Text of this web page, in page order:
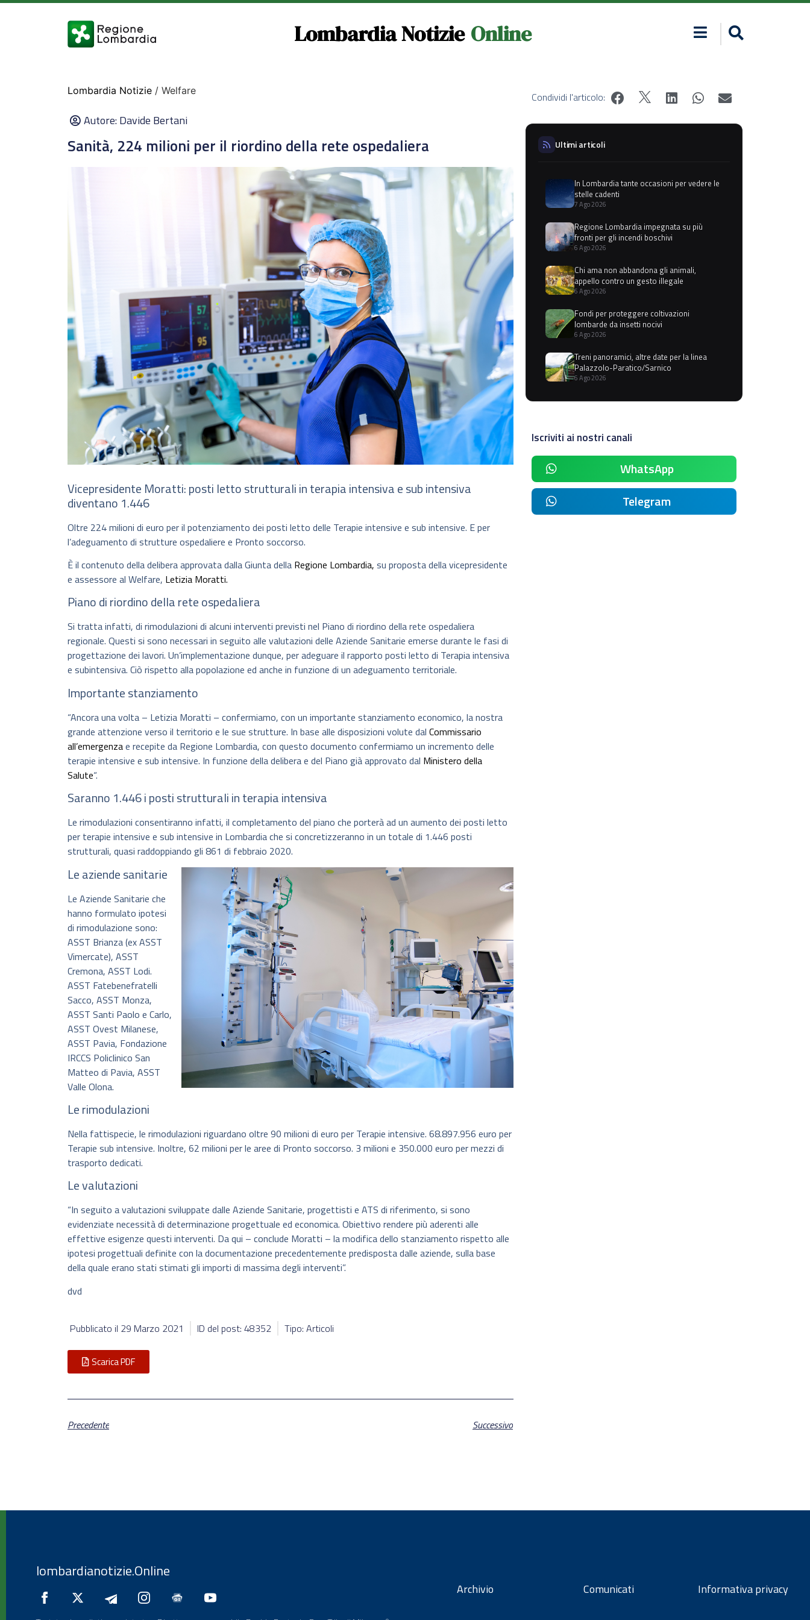
Lombardia Notizie Online
Lombardia Notizie / Welfare
Autore:Davide Bertani
Sanità, 224 milioni per il riordino della rete ospedaliera
Vicepresidente Moratti: posti letto strutturali in terapia intensiva e sub intensiva
diventano 1.446
Oltre 224 milioni di euro per il potenziamento dei posti letto delle Terapie intensive e sub intensive. E per
l’adeguamento di strutture ospedaliere e Pronto soccorso.
È il contenuto della delibera approvata dalla Giunta della Regione Lombardia, su proposta della vicepresidente
e assessore al Welfare, Letizia Moratti.
Piano di riordino della rete ospedaliera
Si tratta infatti, di rimodulazioni di alcuni interventi previsti nel Piano di riordino della rete ospedaliera
regionale. Questi si sono necessari in seguito alle valutazioni delle Aziende Sanitarie emerse durante le fasi di
progettazione dei lavori. Un’implementazione dunque, per adeguare il rapporto posti letto di Terapia intensiva
e subintensiva. Ciò rispetto alla popolazione ed anche in funzione di un adeguamento territoriale.
Importante stanziamento
“Ancora una volta – Letizia Moratti – confermiamo, con un importante stanziamento economico, la nostra
grande attenzione verso il territorio e le sue strutture. In base alle disposizioni volute dal Commissario
all’emergenzae recepite da Regione Lombardia, con questo documento confermiamo un incremento delle
terapie intensive e sub intensive. In funzione della delibera e del Piano già approvato dal Ministero della
Salute“.
Saranno 1.446 i posti strutturali in terapia intensiva
Le rimodulazioni consentiranno infatti, il completamento del piano che porterà ad un aumento dei posti letto
per terapie intensive e sub intensive in Lombardia che si concretizzeranno in un totale di 1.446 posti
strutturali, quasi raddoppiando gli 861 di febbraio 2020.
Le aziende sanitarie
Le Aziende Sanitarie che
hanno formulato ipotesi
di rimodulazione sono:
ASST Brianza (ex ASST
Vimercate), ASST
Cremona, ASST Lodi.
ASST Fatebenefratelli
Sacco, ASST Monza,
ASST Santi Paolo e Carlo,
ASST Ovest Milanese,
ASST Pavia, Fondazione
IRCCS Policlinico San
Matteo di Pavia, ASST
Valle Olona.
Le rimodulazioni
Nella fattispecie, le rimodulazioni riguardano oltre 90 milioni di euro per Terapie intensive. 68.897.956 euro per
Terapie sub intensive. Inoltre, 62 milioni per le aree di Pronto soccorso. 3 milioni e 350.000 euro per mezzi di
trasporto dedicati.
Le valutazioni
“In seguito a valutazioni sviluppate dalle Aziende Sanitarie, progettisti e ATS di riferimento, si sono
evidenziate necessità di determinazione progettuale ed economica. Obiettivo rendere più aderenti alle
effettive esigenze questi interventi. Da qui – conclude Moratti – la modifica dello stanziamento rispetto alle
ipotesi progettuali definite con la documentazione precedentemente predisposta dalle aziende, sulla base
della quale erano stati stimati gli importi di massima degli interventi”.
dvd
Pubblicato il 29 Marzo 2021 ID del post: 48352 Tipo: Articoli
Scarica PDF
Precedente Successivo
Condividi l'articolo:
Ultimi articoli
In Lombardia tante occasioni per vedere le
stelle cadenti
7 Ago 2026
Regione Lombardia impegnata su più
fronti per gli incendi boschivi
6 Ago 2026
Chi ama non abbandona gli animali,
appello contro un gesto illegale
6 Ago 2026
Fondi per proteggere coltivazioni
lombarde da insetti nocivi
6 Ago 2026
Treni panoramici, altre date per la linea
Palazzolo-Paratico/Sarnico
6 Ago 2026
Iscriviti ai nostri canali
WhatsApp
Telegram
lombardianotizie.Online
Archivio Comunicati Informativa privacy